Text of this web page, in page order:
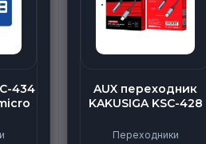
434
AUX переходник
KAKUSIGA KSC-428
Переходники